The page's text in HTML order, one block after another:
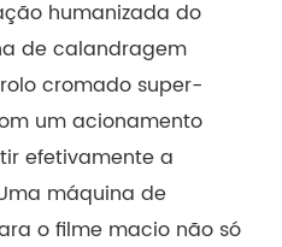
humanizada do
de calandragem
cromado super-
um acionamento
efetivamente a
máquina de
o filme macio não só